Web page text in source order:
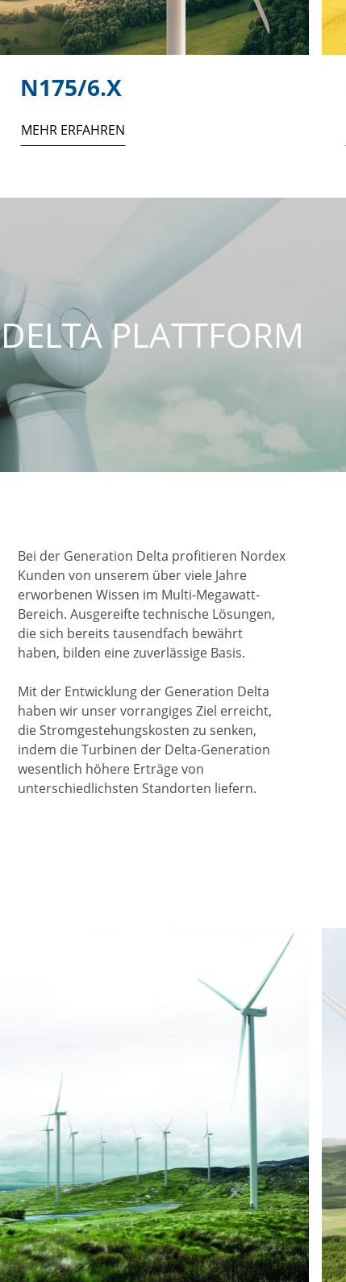
N175/6.X
MEHR ERFAHREN
DELTA PLATTFORM
Bei der Generation Delta profitieren Nordex
Kunden von unserem über viele Jahre
erworbenen Wissen im Multi-Megawatt-
Bereich. Ausgereifte technische Lösungen,
die sich bereits tausendfach bewährt
haben, bilden eine zuverlässige Basis.
Mit der Entwicklung der Generation Delta
haben wir unser vorrangiges Ziel erreicht,
die Stromgestehungskosten zu senken,
indem die Turbinen der Delta-Generation
wesentlich höhere Erträge von
unterschiedlichsten Standorten liefern.